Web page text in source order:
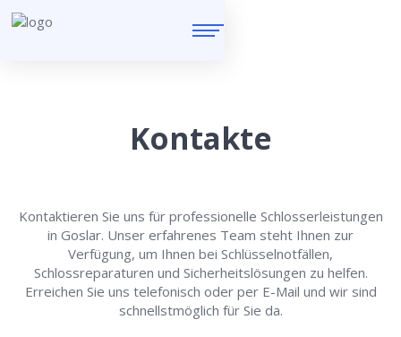
Kontakte
Kontaktieren Sie uns für professionelle Schlosserleistungen
in Goslar. Unser erfahrenes Team steht Ihnen zur
Verfügung, um Ihnen bei Schlüsselnotfällen,
Schlossreparaturen und Sicherheitslösungen zu helfen.
Erreichen Sie uns telefonisch oder per E-Mail und wir sind
schnellstmöglich für Sie da.